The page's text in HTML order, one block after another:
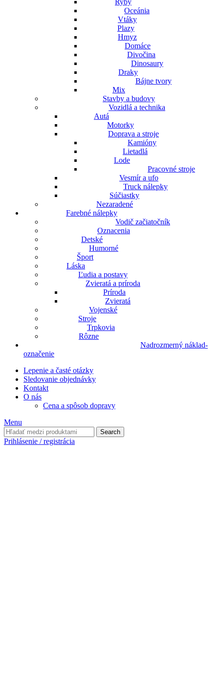
Ryby
Oceánia
Vtáky
Plazy
Hmyz
Domáce
Divočina
Dinosaury
Draky
Bájne tvory
Mix
Stavby a budovy
Vozidlá a technika
Autá
Motorky
Doprava a stroje
Kamióny
Lietadlá
Lode
Pracovné stroje
Vesmír a ufo
Truck nálepky
Súčiastky
Nezaradené
Farebné nálepky
Vodič začiatočník
Oznacenia
Detské
Humorné
Šport
Láska
Ľudia a postavy
Zvieratá a príroda
Príroda
Zvieratá
Vojenské
Stroje
Trpkovia
Rôzne
Nadrozmerný náklad-
označenie
Lepenie a časté otázky
Sledovanie objednávky
Kontakt
O nás
Cena a spôsob dopravy
Menu
Search
Prihlásenie / registrácia